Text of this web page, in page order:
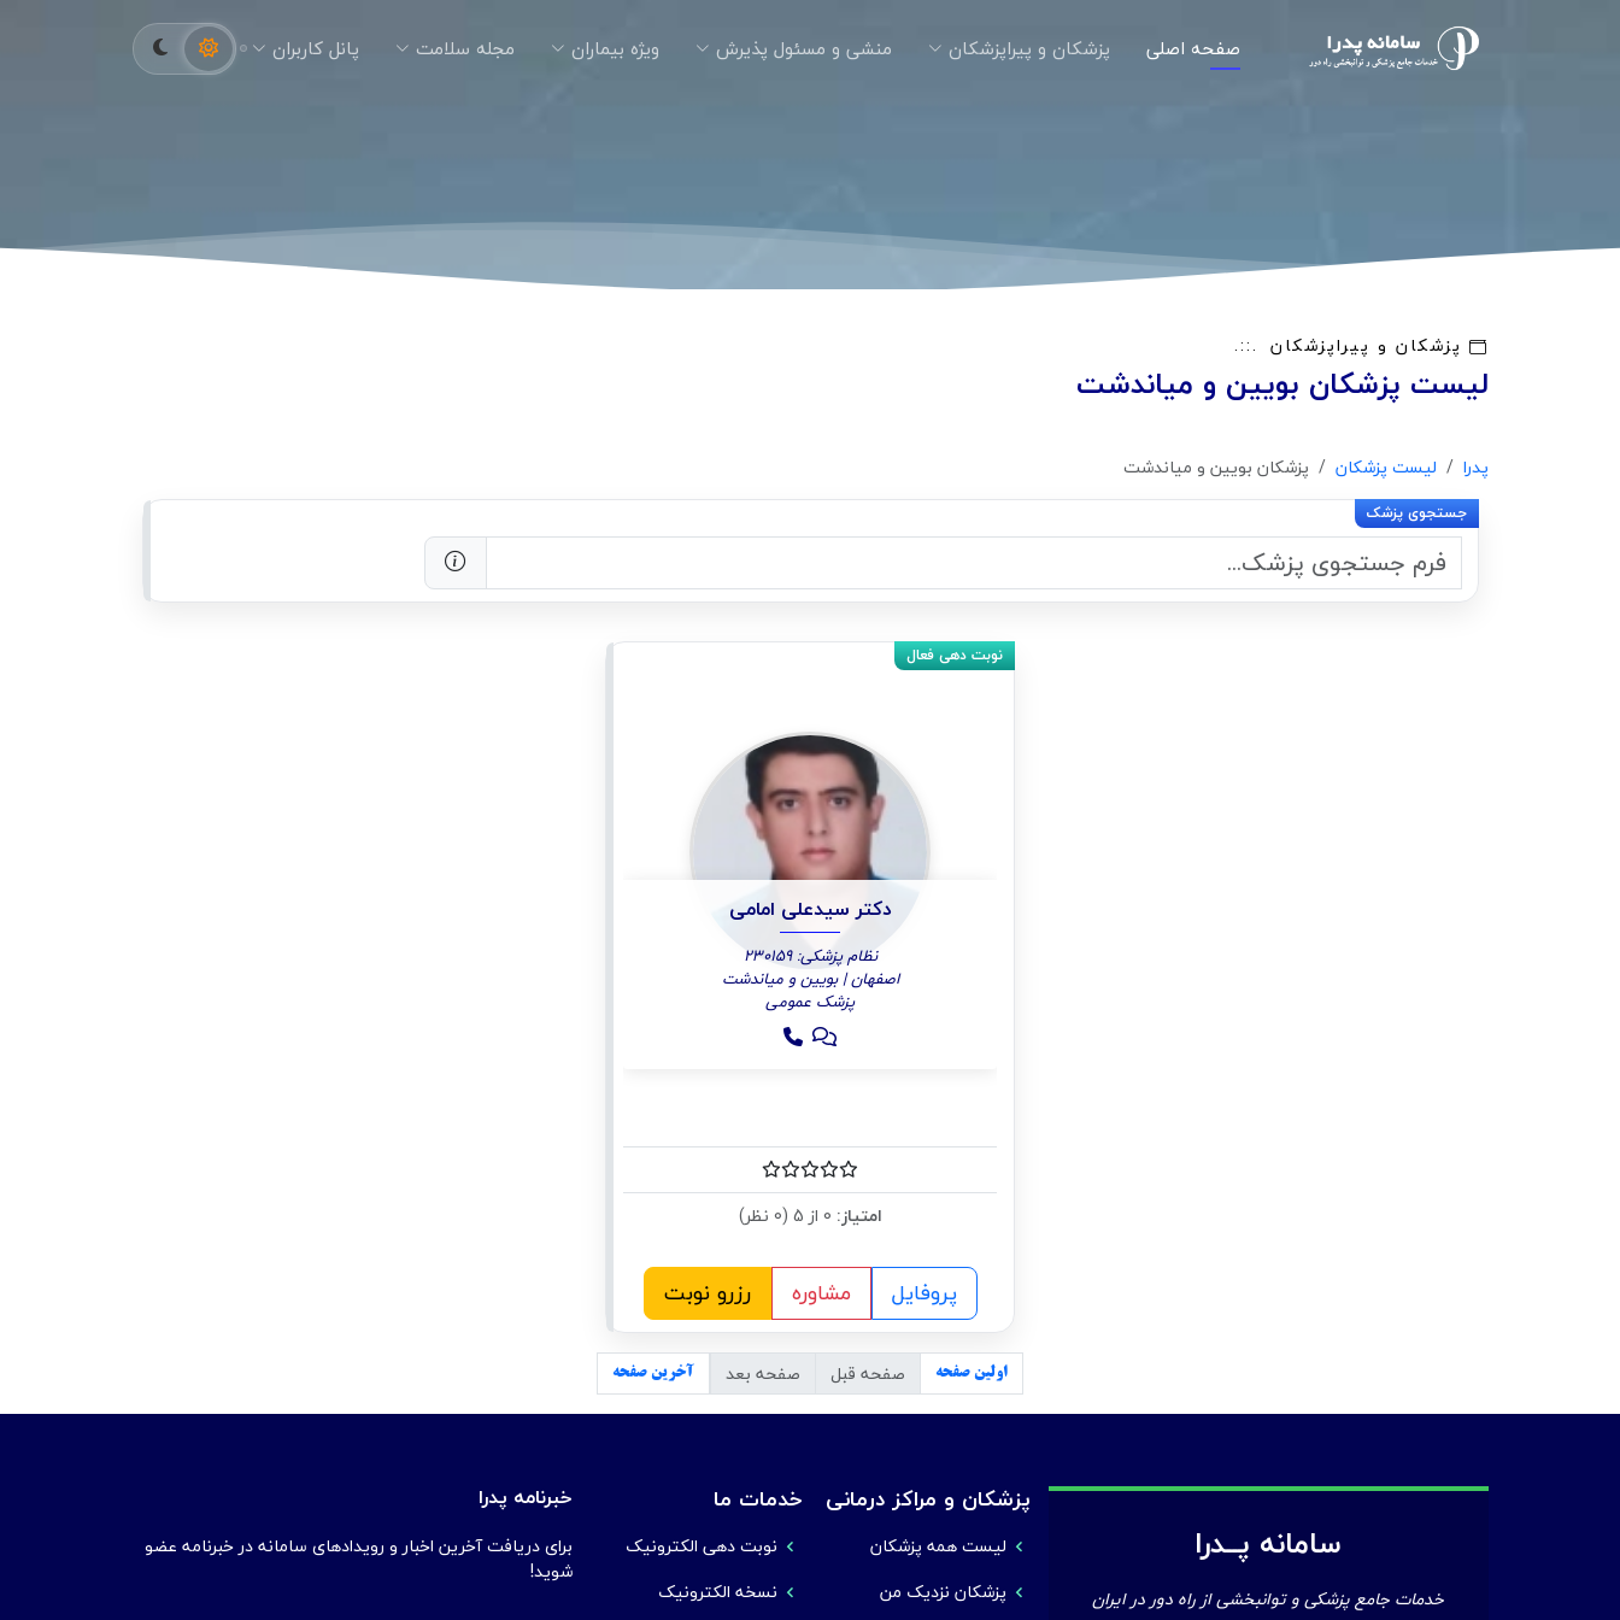
صفحه اصلی پزشکان و پیراپزشکان منشی و مسئول پذیرش ویژه بیماران مجله سلامت پانل کاربران
پزشکان و پیراپزشکان
لیست پزشکان بویین و میاندشت
پدرا لیست پزشکان پزشکان بویین و میاندشت
دکتر سیدعلی امامی
نظام پزشکی: 230159
اصفهان | بویین و میاندشت
پزشک عمومی
امتیاز:
پروفایل مشاوره رزرو نوبت
اولین صفحه صفحه قبل صفحه بعد آخرین صفحه
سامانه پــدرا
خدمات جامع پزشکی و توانبخشی از راه دور در ایران
پزشکان و مراکز درمانی
لیست همه پزشکان
پزشکان نزدیک من
خدمات ما
نوبت دهی الکترونیک
نسخه الکترونیک
خبرنامه پدرا
برای دریافت آخرین اخبار و رویدادهای سامانه در خبرنامه عضو
شوید!